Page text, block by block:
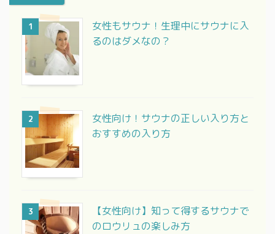
1
女性もサウナ！生理中にサウナに入
るのはダメなの？
2
女性向け！サウナの正しい入り方と
おすすめの入り方
3
【女性向け】知って得するサウナで
のロウリュの楽しみ方